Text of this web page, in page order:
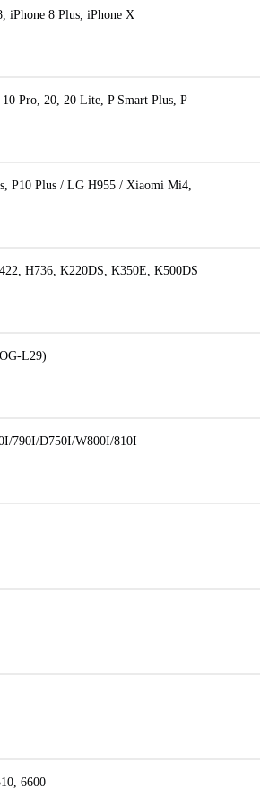
iPhone 8 Plus, iPhone X
Pro, 20, 20 Lite, P Smart Plus, P
P10 Plus / LG H955 / Xiaomi Mi4,
H736, K220DS, K350E, K500DS
L29)
790I/D750I/W800I/810I
6600